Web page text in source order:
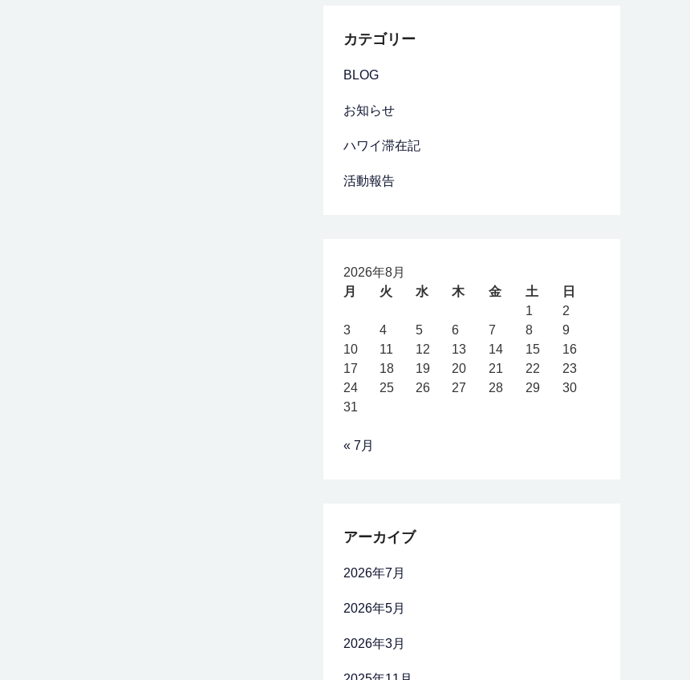
カテゴリー
BLOG
お知らせ
ハワイ滞在記
活動報告
2026年8月
月
火 水 木 金 土
日
1
2
3
4 5 6 7 8
9
10
11 12 13 14 15
16
17
18 19 20 21 22
23
24
25 26 27 28 29
30
31
« 7月
アーカイブ
2026年7月
2026年5月
2026年3月